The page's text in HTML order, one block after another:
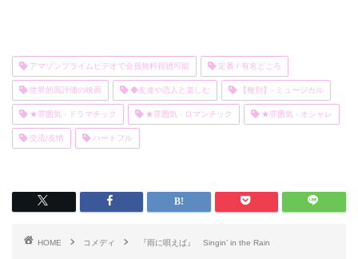
アマゾンプライムビデオで会員無料視聴可能 定番 / 有名どころ
世界的高評価の映画 ◆友達や恋人と楽しむ 【種別】- ミュージカル
★雰囲気 - ドラマチック ★雰囲気 - ロマンチック ★雰囲気 - オシャレ
交流/友情 ハートフル
HOME コメディ 『雨に唄えば』 Singin’ in the Rain